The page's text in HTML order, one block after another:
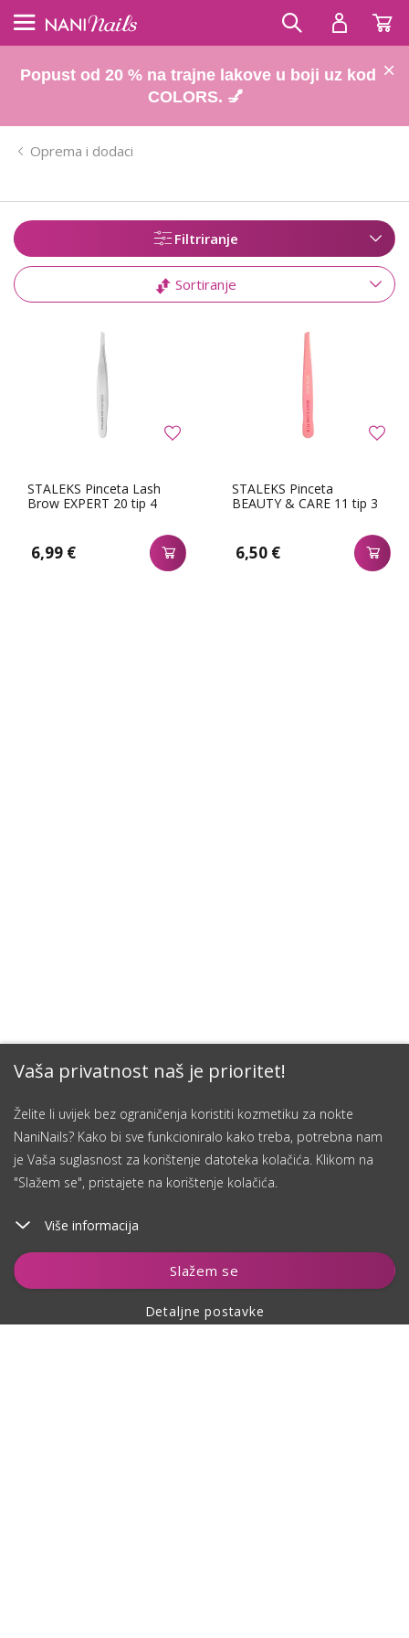
Vaša privatnost naš je prioritet!
Želite li uvijek bez ograničenja koristiti kozmetiku za nokte
NaniNails? Kako bi sve funkcioniralo kako treba, potrebna nam
je Vaša suglasnost za korištenje datoteka kolačića. Klikom na
"Slažem se", pristajete na korištenje kolačića.
Više informacija
Slažem se
Detaljne postavke
Popust od 20 % na trajne lakove u boji uz kod
COLORS. 💅
Oprema i dodaci
Filtriranje
Sortiranje
STALEKS Pinceta Lash
Brow EXPERT 20 tip 4
6,99 €
STALEKS Pinceta
BEAUTY & CARE 11 tip 3
6,50 €